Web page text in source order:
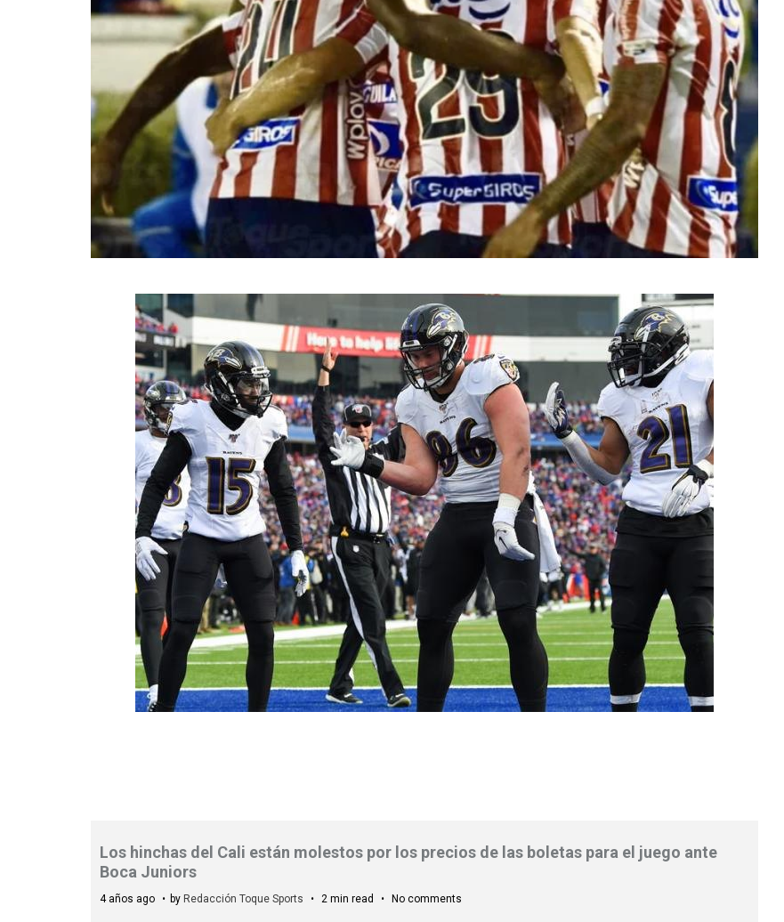
Los hinchas del Cali están molestos por los precios de las boletas para el juego ante
Boca Juniors
4 años ago by Redacción Toque Sports 2 min read No comments